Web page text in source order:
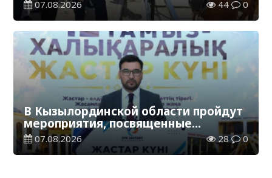
07.08.2026 44 0
В Кызылординской области пройдут
мероприятия, посвященные
Международному дню молодежи
07.08.2026 28 0